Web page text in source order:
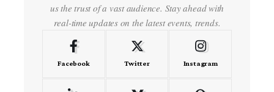
us the trust of a vast audience. Stay ahead with
real-time updates on the latest events, trends.
Facebook Twitter Instagram